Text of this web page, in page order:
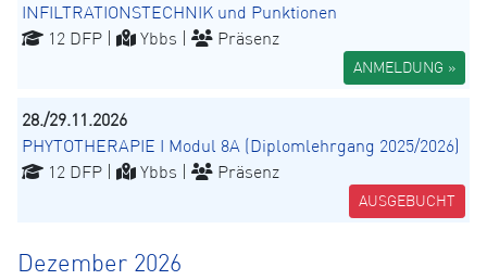
INFILTRATIONSTECHNIK und Punktionen
12 DFP |
Ybbs | Präsenz
ANMELDUNG »
28./29.11.2026
PHYTOTHERAPIE I Modul 8A (Diplomlehrgang 2025/2026)
12 DFP |
Ybbs | Präsenz
AUSGEBUCHT
Dezember 2026